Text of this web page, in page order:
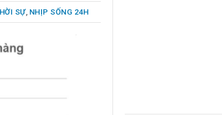
SỰ, NHỊP SỐNG 24H